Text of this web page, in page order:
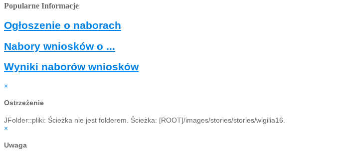
Popularne Informacje
Ogłoszenie o naborach
Nabory wniosków o ...
Wyniki naborów wniosków
×
Ostrzeżenie
JFolder::pliki: Ścieżka nie jest folderem. Ścieżka: [ROOT]/images/stories/stories/wigilia16.
×
Uwaga